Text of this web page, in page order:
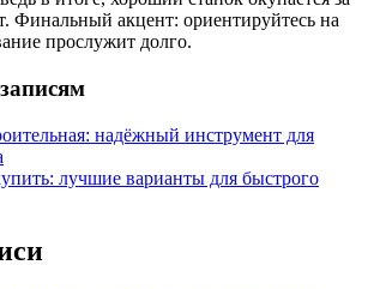
Финальный акцент: ориентируйтесь на
прослужит долго.
надёжный инструмент для
лучшие варианты для быстрого